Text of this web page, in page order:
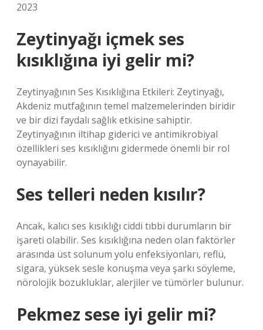
2023
Zeytinyağı içmek ses
kısıklığına iyi gelir mi?
Zeytinyağının Ses Kısıklığına Etkileri: Zeytinyağı,
Akdeniz mutfağının temel malzemelerinden biridir
ve bir dizi faydalı sağlık etkisine sahiptir.
Zeytinyağının iltihap giderici ve antimikrobiyal
özellikleri ses kısıklığını gidermede önemli bir rol
oynayabilir.
Ses telleri neden kısılır?
Ancak, kalıcı ses kısıklığı ciddi tıbbi durumların bir
işareti olabilir. Ses kısıklığına neden olan faktörler
arasında üst solunum yolu enfeksiyonları, reflü,
sigara, yüksek sesle konuşma veya şarkı söyleme,
nörolojik bozukluklar, alerjiler ve tümörler bulunur.
Pekmez sese iyi gelir mi?